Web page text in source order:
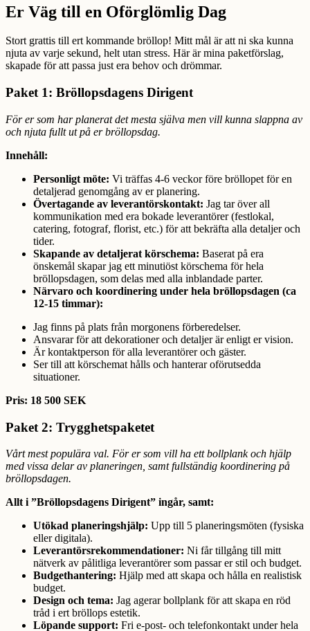
Er Väg till en Oförglömlig Dag
Stort grattis till ert kommande bröllop! Mitt mål är att ni ska kunna
njuta av varje sekund, helt utan stress. Här är mina paketförslag,
skapade för att passa just era behov och drömmar.
Paket 1: Bröllopsdagens Dirigent
För er som har planerat det mesta själva men vill kunna slappna av
och njuta fullt ut på er bröllopsdag.
Innehåll:
Personligt möte: Vi träffas 4-6 veckor före bröllopet för en
detaljerad genomgång av er planering.
Övertagande av leverantörskontakt: Jag tar över all
kommunikation med era bokade leverantörer (festlokal,
catering, fotograf, florist, etc.) för att bekräfta alla detaljer och
tider.
Skapande av detaljerat körschema: Baserat på era
önskemål skapar jag ett minutiöst körschema för hela
bröllopsdagen, som delas med alla inblandade parter.
Närvaro och koordinering under hela bröllopsdagen (ca
12-15 timmar):
Jag finns på plats från morgonens förberedelser.
Ansvarar för att dekorationer och detaljer är enligt er vision.
Är kontaktperson för alla leverantörer och gäster.
Ser till att körschemat hålls och hanterar oförutsedda
situationer.
Pris: 18 500 SEK
Paket 2: Trygghetspaketet
Vårt mest populära val. För er som vill ha ett bollplank och hjälp
med vissa delar av planeringen, samt fullständig koordinering på
bröllopsdagen.
Allt i ”Bröllopsdagens Dirigent” ingår, samt:
Utökad planeringshjälp: Upp till 5 planeringsmöten (fysiska
eller digitala).
Leverantörsrekommendationer: Ni får tillgång till mitt
nätverk av pålitliga leverantörer som passar er stil och budget.
Budgethantering: Hjälp med att skapa och hålla en realistisk
budget.
Design och tema: Jag agerar bollplank för att skapa en röd
tråd i ert bröllops estetik.
Löpande support: Fri e-post- och telefonkontakt under hela